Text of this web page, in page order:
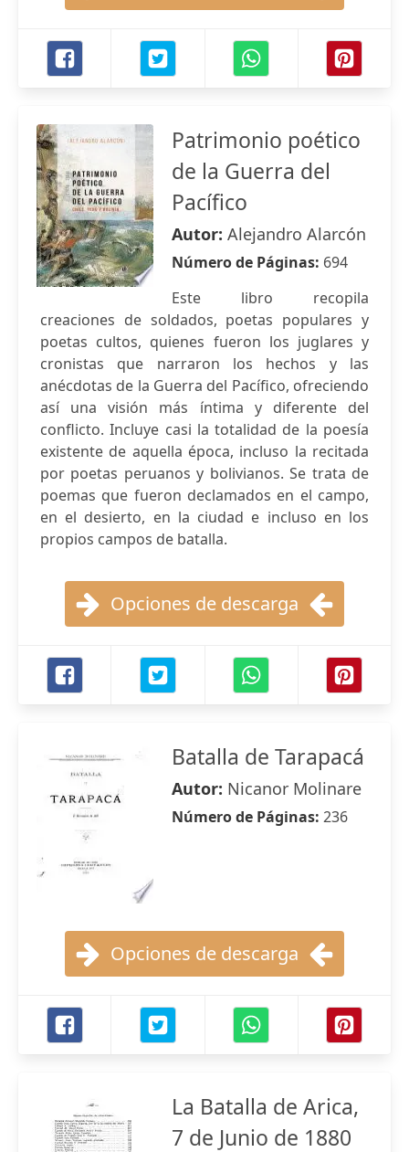
Patrimonio poético
de la Guerra del
Pacífico
Autor: Alejandro Alarcón
Número de Páginas: 694
Este libro recopila
creaciones de soldados, poetas populares y
poetas cultos, quienes fueron los juglares y
cronistas que narraron los hechos y las
anécdotas de la Guerra del Pacífico, ofreciendo
así una visión más íntima y diferente del
conflicto. Incluye casi la totalidad de la poesía
existente de aquella época, incluso la recitada
por poetas peruanos y bolivianos. Se trata de
poemas que fueron declamados en el campo,
en el desierto, en la ciudad e incluso en los
propios campos de batalla.
Opciones de descarga
Batalla de Tarapacá
Autor: Nicanor Molinare
Número de Páginas: 236
Opciones de descarga
La Batalla de Arica,
7 de Junio de 1880